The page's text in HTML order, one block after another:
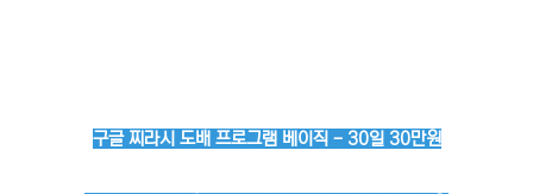
구글 찌라시 도배 프로그램 베이직 - 30일 30만원